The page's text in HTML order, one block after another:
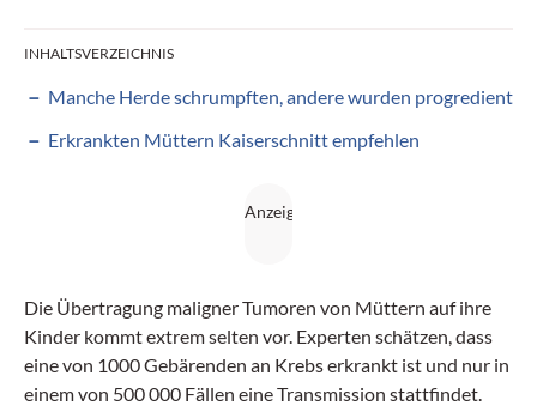
INHALTSVERZEICHNIS
Manche Herde schrumpften, andere wurden progredient
Erkrankten Müttern Kaiserschnitt empfehlen
Die Übertragung maligner Tumoren von Müttern auf ihre
Kinder kommt extrem selten vor. Experten schätzen, dass
eine von 1000 Gebärenden an Krebs erkrankt ist und nur in
einem von 500 000 Fällen eine Transmission stattfindet.